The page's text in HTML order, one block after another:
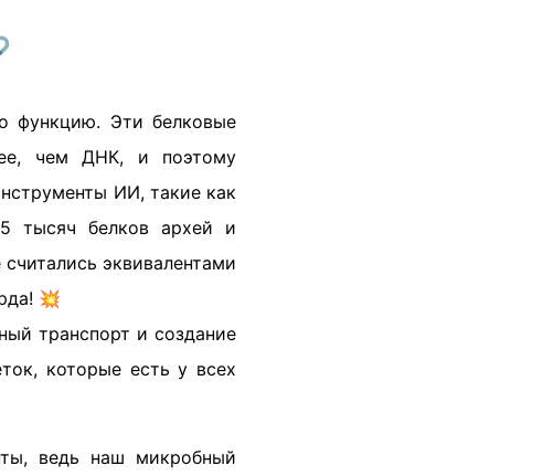
функцию. Эти белковые
чем ДНК, и поэтому
ИИ, такие как
тысяч белков архей и
эквивалентами
💥
транспорт и создание
которые есть у всех
ведь наш микробный